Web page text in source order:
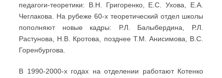
педагоги-теоретики: В.Н. Григоренко, Е.С. Ухова, Е.А.
Чеглакова. На рубеже 60-х теоретический отдел школы
пополняют новые кадры: Р.Л. Балыбердина, Р.Л.
Растунова, Н.В. Кротова, позднее Т.М. Анисимова, B.C.
Горенбургова.
В 1990-2000-х годах на отделении работают Котенко